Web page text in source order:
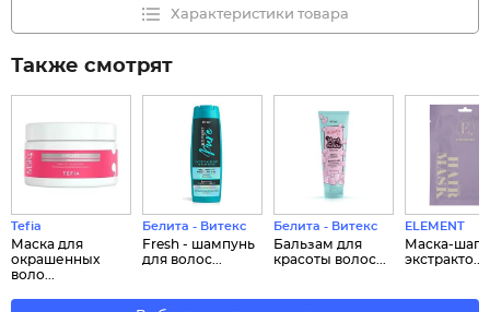
Характеристики товара
Также смотрят
Tefia
Маска для
окрашенных
воло...
Белита - Витекс
Fresh - шампунь
для волос...
Белита - Витекс
Бальзам для
красоты волос...
ELEMENT
Маска-
экстракто...